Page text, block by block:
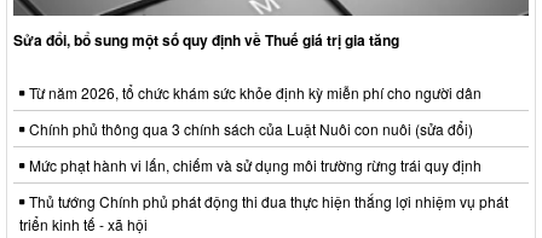
Sửa đổi, bổ sung một số quy định về Thuế giá trị gia tăng
Từ năm 2026, tổ chức khám sức khỏe định kỳ miễn phí cho người dân
Chính phủ thông qua 3 chính sách của Luật Nuôi con nuôi (sửa đổi)
Mức phạt hành vi lấn, chiếm và sử dụng môi trường rừng trái quy định
Thủ tướng Chính phủ phát động thi đua thực hiện thắng lợi nhiệm vụ phát
triển kinh tế - xã hội